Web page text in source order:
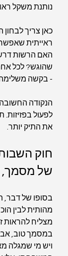
נותנת משקל
כאן צריך
ראייתית
האם הרשות
שהוגש? לכל
- בקשה
הנקודה
לפעול
את התיק יותר.
חוק
של מסמך,
בסופו של דבר,
מהותית לבין
מצליח להראות
במסמך טוב,
ויש מי שמגלה